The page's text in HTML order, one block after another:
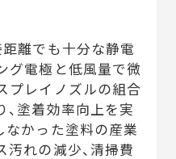
離でも十分な静電
グ電極と低風量で微
プレイノズルの組合
塗着効率向上を実
なかった塗料の産業
れの減少、清掃費